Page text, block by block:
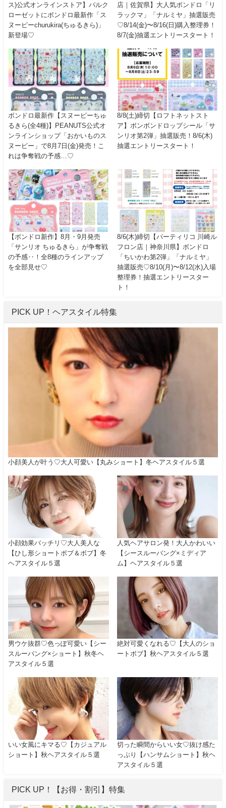
ス)公式オンラインストア】パルク
ローゼットにボンドロ最新作「ス
ヌーピーchurukira(ちゅるきら)」
新登場♡
店｜佐賀県】大人気ボンドロ「リ
ラックマ」「ナルミヤ」抽選販売
♡8/14(金)〜8/16(日)購入整理券！
8/7(金)抽選エントリースタート！
ボンドロ最新作【スヌーピーちゅ
るきら(全4種)】PEANUTS公式オ
ンラインショップ「おかいものス
ヌーピー」で8月7日(金)発売！こ
れは争奪戦の予感…♡
8/8(土)締切【ロフトネットスト
ア】ボンボンドロップシール「サ
ンリオ第2弾」抽選販売！8/6(木)
抽選エントリースタート！
【ボンドロ新作】8月・9月発売
「サンリオ ちゅるきら」が争奪戦
の予感‥！全8種のラインアップ
を全部見せ♡
8/6(木)締切【パーティリコ 川崎ル
フロン店｜神奈川県】ボンドロ
「ちいかわ第2弾」「ナルミヤ」
抽選販売♡8/10(月)〜8/12(水)入場
整理券！抽選エントリースター
ト！
PICK UP！ヘアスタイル特集
小顔美人が叶う♡大人可愛い【丸みショート】冬ヘアスタイル５選
小顔効果バッチリ♡大人美人な
【ひし形ショートボブ＆ボブ】冬
ヘアスタイル５選
人気ヘアサロン発！大人かわいい
【シースルーバング×ミディア
ム】ヘアスタイル５選
男ウケ抜群♡色っぽ可愛い【シー
スルーバング×ショート】秋冬ヘ
アスタイル５選
絶対可愛くなれる♡【大人のショ
ートボブ】秋ヘアスタイル５選
いい女風にキマる♡【カジュアル
ショート】秋ヘアスタイル５選
切った瞬間からいい女♡抜け感た
っぷり【ハンサムショート】秋ヘ
アスタイル５選
PICK UP！【お得・割引】特集